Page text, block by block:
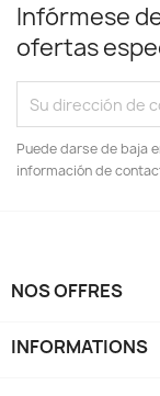
Infórmese
ofertas
Puede darse de baja
información de
NOS OFFRES
INFORMATIONS